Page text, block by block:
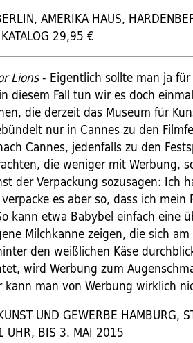
AMERIKA HAUS,
29,95 €
Lions- Eigentlich sollte man ja
diesem Fall tun wir es doch
die derzeit das Museum für
nur in Cannes zu den
Cannes, jedenfalls zu den
die weniger mit Werbung,
der Verpackung sozusagen: Ich
es aber so, dass ich
kann etwa Babybel einfach eine
Milchkanne zeigen, die sich
den weißlichen Käse
wird Werbung zum
kann man von Werbung wirklich
UND GEWERBE HAMBURG,
UHR, BIS 3. MAI 2015